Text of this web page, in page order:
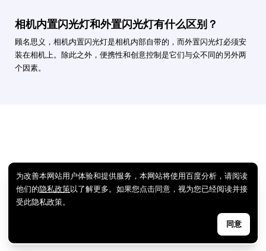
相机内置闪光灯和外置闪光灯有什么区别？
顾名思义，相机内置闪光灯是相机内部自带的，而外置闪光灯必须安
装在相机上。除此之外，便携性和创意控制是它们与众不同的另外两
个因素。
为改善本网站用户体验和提供服务，本网站将使用百度分析，请阅读
他们的隐私政策以了解更多。如果您点击同意，视为您已经阅读并接
受此隐私政策。
同意